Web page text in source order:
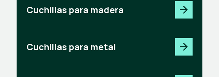
Cuchillas para madera
Cuchillas para metal